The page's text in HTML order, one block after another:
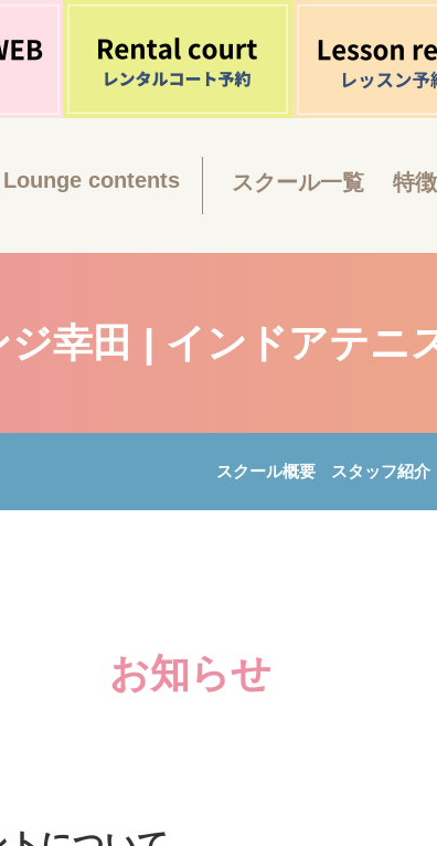
contents スクール一覧 特徴
幸田 | インドアテニ
スクール概要 スタッフ紹介
お知らせ